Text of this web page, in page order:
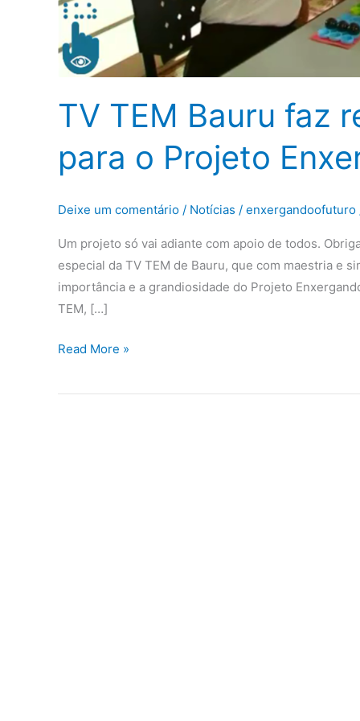
TV TEM Bauru faz
para o Projeto
Deixe um comentário / Notícias / enxergandoofuturo
Um projeto só vai adiante com apoio de todos.
especial da TV TEM de Bauru, que com maestria e
importância e a grandiosidade do Projeto
TEM, […]
Read More »